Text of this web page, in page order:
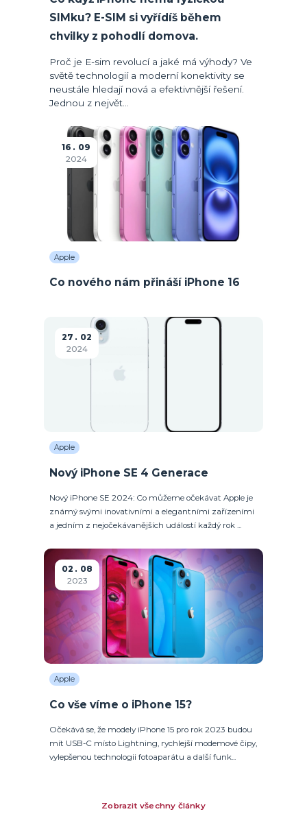
SIMku? E-SIM si vyřídíš během
chvilky z pohodlí domova.
Proč je E-sim revolucí a jaké má výhody? Ve
světě technologií a moderní konektivity se
neustále hledají nová a efektivnější řešení.
Jednou z největ...
16
09
2024
Apple
Co nového nám přináší iPhone 16
27
02
2024
Apple
Nový iPhone SE 4 Generace
Nový iPhone SE 2024: Co můžeme očekávat Apple je
známý svými inovativními a elegantními zařízeními
a jedním z nejočekávanějších událostí každý rok ...
02
08
2023
Apple
Co vše víme o iPhone 15?
Očekává se, že modely iPhone 15 pro rok 2023 budou
mít USB-C místo Lightning, rychlejší modemové čipy,
vylepšenou technologii fotoaparátu a další funk...
Zobrazit všechny články